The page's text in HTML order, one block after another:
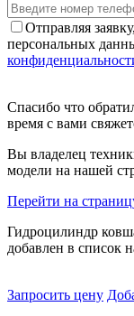
Отправляя
персональных
Спасибо что
время с вами
Вы владелец
модели на нашей
Перейти на
Гидроцилиндр
добавлен в список
Запросить цену